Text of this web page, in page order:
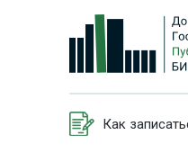
Как